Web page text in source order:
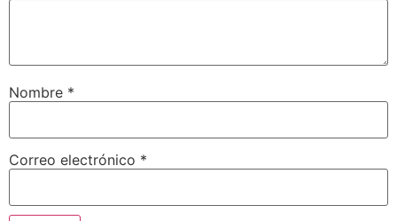
Nombre *
Correo electrónico *